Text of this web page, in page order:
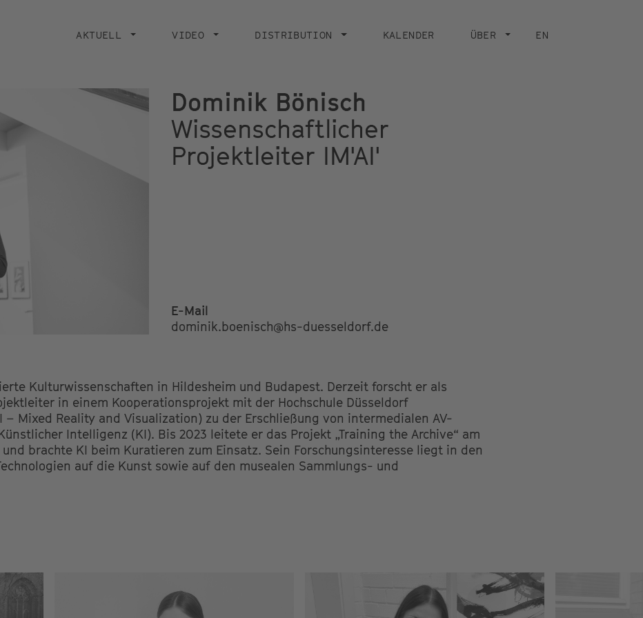
navigation
AKTUELL VIDEO DISTRIBUTION KALENDER ÜBER EN
Dominik Bönisch
Wissenschaftlicher
Projektleiter IM'AI'
E-Mail
dominik.boenisch@hs-duesseldorf.de
Kulturwissenschaften in Hildesheim und Budapest. Derzeit forscht er als
in einem Kooperationsprojekt mit der Hochschule Düsseldorf
– Mixed Reality and Visualization) zu der Erschließung von intermedialen AV-
Intelligenz (KI). Bis 2023 leitete er das Projekt „Training the Archive“ am
und brachte KI beim Kuratieren zum Einsatz. Sein Forschungsinteresse liegt in den
auf die Kunst sowie auf den musealen Sammlungs- und